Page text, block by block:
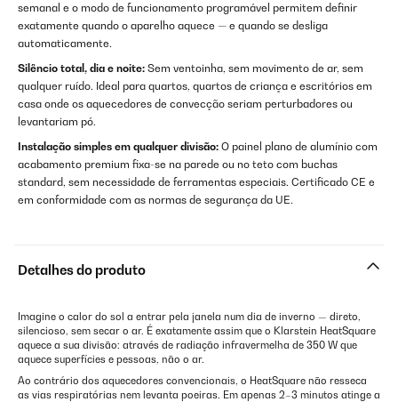
semanal e o modo de funcionamento programável permitem definir
exatamente quando o aparelho aquece — e quando se desliga
automaticamente.
Silêncio total, dia e noite: Sem ventoinha, sem movimento de ar, sem
qualquer ruído. Ideal para quartos, quartos de criança e escritórios em
casa onde os aquecedores de convecção seriam perturbadores ou
levantariam pó.
Instalação simples em qualquer divisão: O painel plano de alumínio com
acabamento premium fixa-se na parede ou no teto com buchas
standard, sem necessidade de ferramentas especiais. Certificado CE e
em conformidade com as normas de segurança da UE.
Detalhes do produto
Imagine o calor do sol a entrar pela janela num dia de inverno — direto,
silencioso, sem secar o ar. É exatamente assim que o Klarstein HeatSquare
aquece a sua divisão: através de radiação infravermelha de 350 W que
aquece superfícies e pessoas, não o ar.
Ao contrário dos aquecedores convencionais, o HeatSquare não resseca
as vias respiratórias nem levanta poeiras. Em apenas 2–3 minutos atinge a